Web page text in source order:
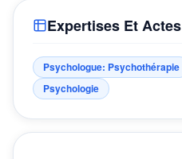
Expertises Et Actes
Psychologue: Psychothérapie
Psychologie